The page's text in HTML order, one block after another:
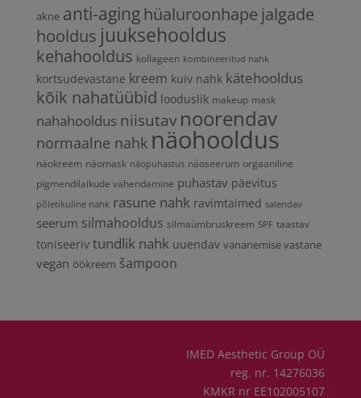
akne anti-aging hüaluroonhape jalgade
hooldus juuksehooldus
kehahooldus kollageen kombineeritud nahk
kortsudevastane kreem kuiv nahk kätehooldus
kõik nahatüübid looduslik makeup mask
nahahooldus niisutav noorendav
normaalne nahk näohooldus
näokreem näomask näopuhastus näoseerum orgaaniline
pigmendilaikude vähendamine puhastav päevitus
põletikuline nahk rasune nahk ravimtaimed salendav
seerum silmahooldus silmaümbruskreem SPF taastav
toniseeriv tundlik nahk uuendav vananemise vastane
vegan öökreem šampoon
IMED Aesthetic Group OÜ
reg. nr. 14276036
KMKR nr EE102005107